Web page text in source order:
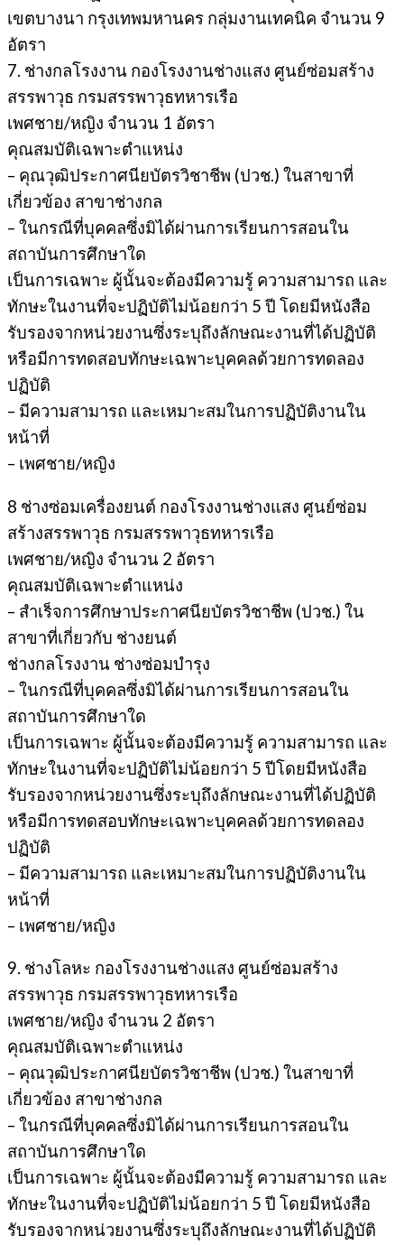
เขตบางนา กรุงเทพมหานคร กลุ่มงานเทคนิค จำนวน 9
อัตรา
7. ช่างกลโรงงาน กองโรงงานช่างแสง ศูนย์ซ่อมสร้าง
สรรพาวุธ กรมสรรพาวุธทหารเรือ
เพศชาย/หญิง จำนวน 1 อัตรา
คุณสมบัติเฉพาะตำแหน่ง
– คุณวุฒิประกาศนียบัตรวิชาชีพ (ปวช.) ในสาขาที่
เกี่ยวข้อง สาขาช่างกล
– ในกรณีที่บุคคลซึ่งมิได้ผ่านการเรียนการสอนใน
สถาบันการศึกษาใด
เป็นการเฉพาะ ผู้นั้นจะต้องมีความรู้ ความสามารถ และ
ทักษะในงานที่จะปฏิบัติไม่น้อยกว่า 5 ปี โดยมีหนังสือ
รับรองจากหน่วยงานซึ่งระบุถึงลักษณะงานที่ได้ปฏิบัติ
หรือมีการทดสอบทักษะเฉพาะบุคคลด้วยการทดลอง
ปฏิบัติ
– มีความสามารถ และเหมาะสมในการปฏิบัติงานใน
หน้าที่
– เพศชาย/หญิง
8 ช่างซ่อมเครื่องยนต์ กองโรงงานช่างแสง ศูนย์ซ่อม
สร้างสรรพาวุธ กรมสรรพาวุธทหารเรือ
เพศชาย/หญิง จำนวน 2 อัตรา
คุณสมบัติเฉพาะตำแหน่ง
– สำเร็จการศึกษาประกาศนียบัตรวิชาชีพ (ปวช.) ใน
สาขาที่เกี่ยวกับ ช่างยนต์
ช่างกลโรงงาน ช่างซ่อมบำรุง
– ในกรณีที่บุคคลซึ่งมิได้ผ่านการเรียนการสอนใน
สถาบันการศึกษาใด
เป็นการเฉพาะ ผู้นั้นจะต้องมีความรู้ ความสามารถ และ
ทักษะในงานที่จะปฏิบัติไม่น้อยกว่า 5 ปีโดยมีหนังสือ
รับรองจากหน่วยงานซึ่งระบุถึงลักษณะงานที่ได้ปฏิบัติ
หรือมีการทดสอบทักษะเฉพาะบุคคลด้วยการทดลอง
ปฏิบัติ
– มีความสามารถ และเหมาะสมในการปฏิบัติงานใน
หน้าที่
– เพศชาย/หญิง
9. ช่างโลหะ กองโรงงานช่างแสง ศูนย์ซ่อมสร้าง
สรรพาวุธ กรมสรรพาวุธทหารเรือ
เพศชาย/หญิง จำนวน 2 อัตรา
คุณสมบัติเฉพาะตำแหน่ง
– คุณวุฒิประกาศนียบัตรวิชาชีพ (ปวช.) ในสาขาที่
เกี่ยวข้อง สาขาช่างกล
– ในกรณีที่บุคคลซึ่งมิได้ผ่านการเรียนการสอนใน
สถาบันการศึกษาใด
เป็นการเฉพาะ ผู้นั้นจะต้องมีความรู้ ความสามารถ และ
ทักษะในงานที่จะปฏิบัติไม่น้อยกว่า 5 ปี โดยมีหนังสือ
รับรองจากหน่วยงานซึ่งระบุถึงลักษณะงานที่ได้ปฏิบัติ